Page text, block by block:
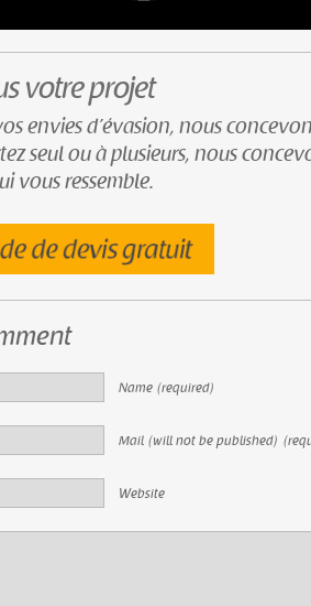
votre projet
envies d’évasion, nous
seul ou à plusieurs, nous
vous ressemble.
Name (required)
Mail (will not be published)
Website